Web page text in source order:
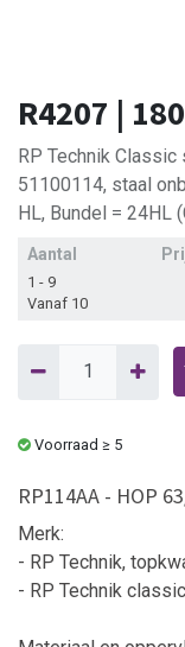
R4207 |
RP Technik
51100114, staal
HL, Bundel = 24HL
Aantal
1 - 9
Vanaf 10
Voorraad ≥ 5
RP114AA - HOP
Merk:
- RP Technik,
- RP Technik